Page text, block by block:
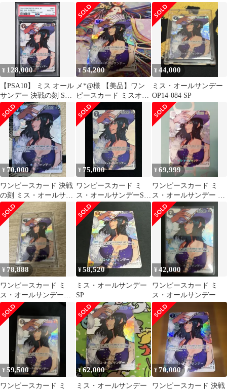
OP14-084 SR
ルサンデーSP OP14-084 084 SP 決戦の刻
¥ 128,000
【PSA10】 ミス オール
サンデー 決戦の刻 SP
ワンピースカード
¥54,200
メ*@様 【美品】ワン
ピースカード ミスオー
ルサンデー OP14-084
SP
¥44,000
ミス・オールサンデー
OP14-084 SP
¥ 70,000
ワンピースカード 決戦
の刻 ミス・オールサン
デーSP OP14-084
¥ 75,000
ワンピースカード ミ
ス・オールサンデーSP
OP14-084
¥69,999
ワンピースカード ミ
ス・オールサンデー SP
OP14-084
¥ 78,888
ワンピースカード ミ
ス・オールサンデー
SP
¥58,520
ミス・オールサンデー
SP
¥42,000
ワンピースカード ミ
ス・オールサンデー
¥59,500
ワンピースカード ミ
¥62,000
ミス・オールサンデー
¥70,000
ワンピースカード 決戦